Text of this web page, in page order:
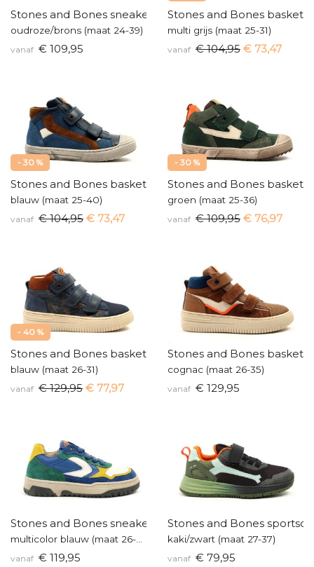
Stones and Bones sneakers
oudroze/brons (maat 24-39)
vanaf € 109,95
Stones and Bones
multi grijs (maat 25-31)
vanaf € 104,95 € 73,47
- 30 %
Stones and Bones basketters
blauw (maat 25-40)
vanaf € 104,95 € 73,47
- 30 %
Stones and Bones
groen (maat 25-36)
vanaf € 109,95 € 76,97
- 40 %
Stones and Bones basketters
blauw (maat 26-31)
vanaf € 129,95 € 77,97
Stones and Bones
cognac (maat 26-35)
vanaf € 129,95
Stones and Bones sneaker
vanaf € 119,95
Stones and Bones
kaki/zwart (maat 27-37)
vanaf € 79,95